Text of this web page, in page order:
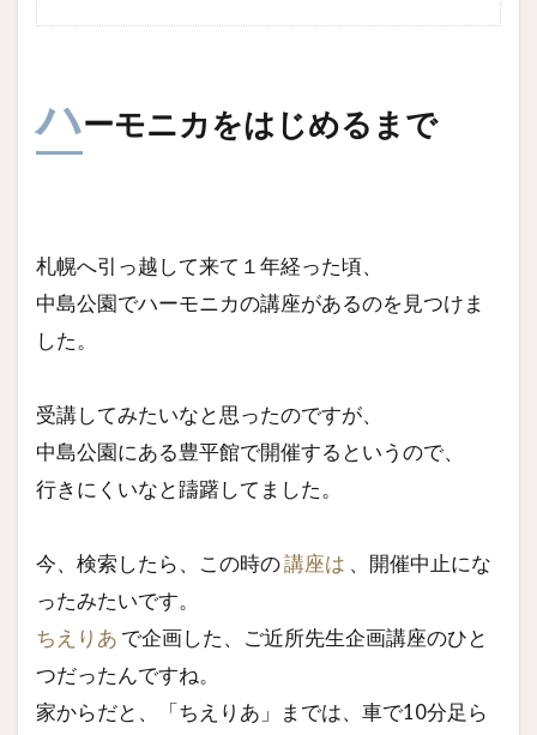
ハーモニカをはじめるまで
札幌へ引っ越して来て１年経った頃、
中島公園でハーモニカの講座があるのを見つけま
した。
受講してみたいなと思ったのですが、
中島公園にある豊平館で開催するというので、
行きにくいなと躊躇してました。
今、検索したら、この時の講座は 、開催中止にな
ったみたいです。
ちえりあ で企画した、ご近所先生企画講座のひと
つだったんですね。
家からだと、「ちえりあ」までは、車で10分足ら